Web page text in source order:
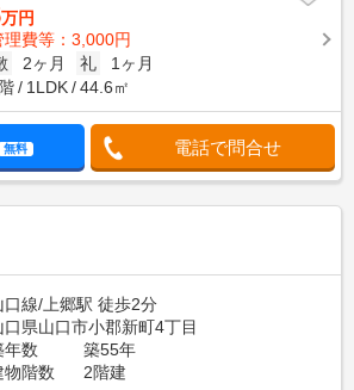
万円
理費等：3,000円
2ヶ月 礼
1ヶ月
1LDK 44.6㎡
無料 電話で問合せ
口線/上郷駅 徒歩2分
口県山口市小郡新町4丁目
年数
築55年
物階数
2階建